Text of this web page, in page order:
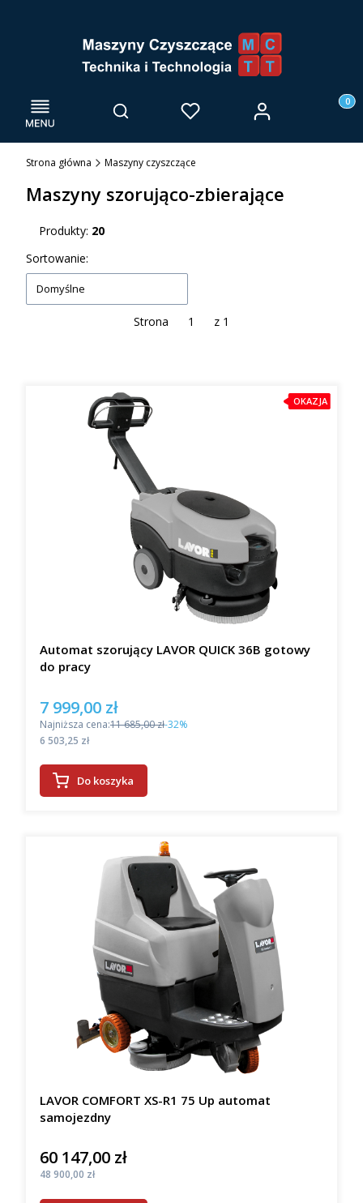
Menu Otwórz wyszukiwarkę
Szukaj Ulubione Zaloguj się
Strona główna Maszyny czyszczące
Maszyny szorująco-zbierające
Produkty: 20
Lista produktów
Sortowanie:
Domyślne
Strona z 1
OKAZJA
Automat szorujący LAVOR QUICK 36B gotowy
do pracy
Cena promocyjna
7 999,00 zł
Najniższa cena:11 685,00 zł-32%
Cena
6 503,25 zł
Do koszyka
LAVOR COMFORT XS-R1 75 Up automat
samojezdny
Cena
60 147,00 zł
Cena
48 900,00 zł